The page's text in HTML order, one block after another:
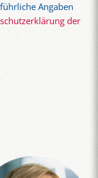
Angaben
der